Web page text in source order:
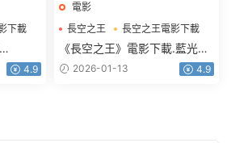
下載
4.9
電影
長空之王
長空之王電影下載
《長空之王》電影下載.藍光版
1080p.BD國語中字
2026-01-13 4.9